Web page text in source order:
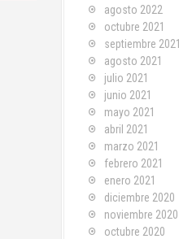
agosto 2022
octubre 2021
septiembre 2021
agosto 2021
julio 2021
junio 2021
mayo 2021
abril 2021
marzo 2021
febrero 2021
enero 2021
diciembre 2020
noviembre 2020
octubre 2020